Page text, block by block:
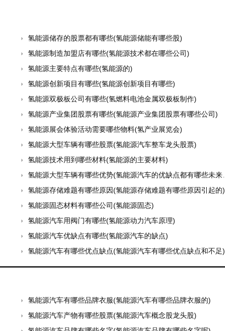
氢能源储存的股票都有哪些(氢能源储能有哪些股)
氢能源制造加盟店有哪些(氢能源技术都在哪些公司)
氢能源主要特点有哪些(氢能源的)
氢能源创新项目有哪些(氢能源创新项目有哪些)
氢能源双极板公司有哪些(氢燃料电池金属双极板制作)
氢能源产业集团股票有哪些(氢能源产业集团股票有哪些公司)
氢能源展会体验活动需要哪些物料(氢产业展览会)
氢能源大型车辆有哪些股票(氢能源汽车整车龙头股票)
氢能源技术用到哪些材料(氢能源的主要材料)
氢能源大型车辆有哪些优势(氢能源汽车的优缺点都有哪些未来展前景如何)
氢能源存储难题有哪些原因(氢能源存储难题有哪些原因引起的)
氢能源固态材料有哪些公司(氢能源固态)
氢能源汽车用阀门有哪些(氢能源动力汽车原理)
氢能源汽车优缺点有哪些(氢能源汽车的缺点)
氢能源汽车有哪些优点缺点(氢能源汽车有哪些优点缺点和不足)
氢能源汽车有哪些品牌衣服(氢能源汽车有哪些品牌衣服的)
氢能源汽车产物有哪些股票(氢能源汽车概念股龙头股)